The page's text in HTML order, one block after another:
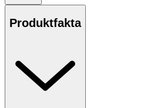
Produktfakta